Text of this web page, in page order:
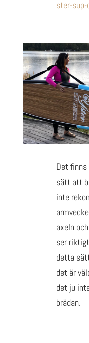
ster-
Det
sätt att
inte
axeln
ser
detta
det är
det ju
brädan.